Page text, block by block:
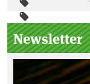
Newsletter